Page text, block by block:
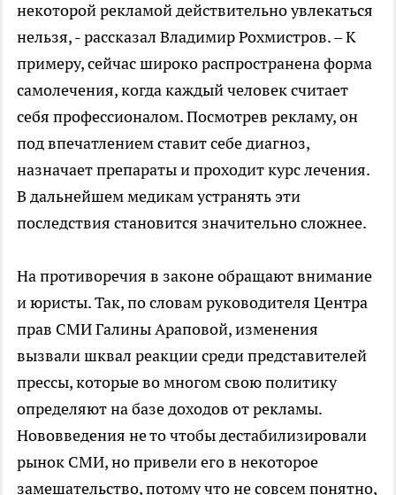
некоторой рекламой действительно увлекаться
нельзя, - рассказал Владимир Рохмистров. – К
примеру, сейчас широко распространена форма
самолечения, когда каждый человек считает
себя профессионалом. Посмотрев рекламу, он
под впечатлением ставит себе диагноз,
назначает препараты и проходит курс лечения.
В дальнейшем медикам устранять эти
последствия становится значительно сложнее.
На противоречия в законе обращают внимание
и юристы. Так, по словам руководителя Центра
прав СМИ Галины Араповой, изменения
вызвали шквал реакции среди представителей
прессы, которые во многом свою политику
определяют на базе доходов от рекламы.
Нововведения не то чтобы дестабилизировали
рынок СМИ, но привели его в некоторое
замешательство, потому что не совсем понятно,